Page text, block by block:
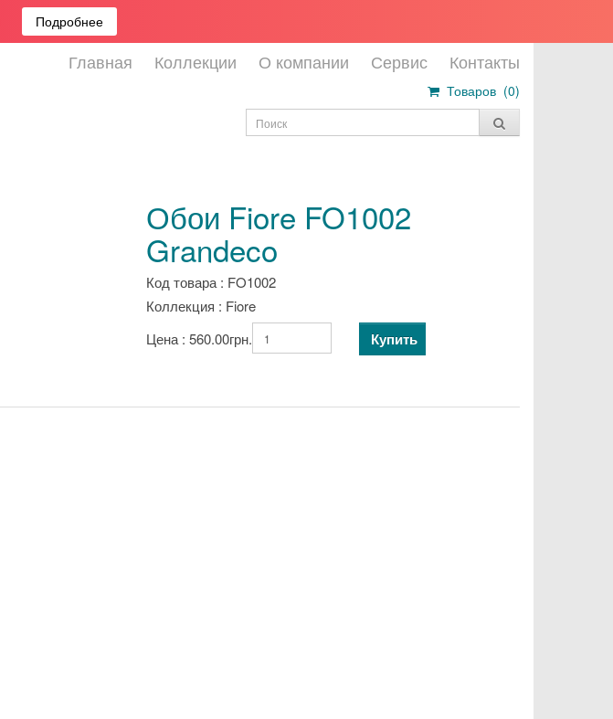
Подробнее
Главная Коллекции О компании Сервис Контакты
Товаров (0)
Обои Fiore FO1002
Grandeco
Код товара : FO1002
Коллекция : Fiore
Цена : 560.00грн.
Купить